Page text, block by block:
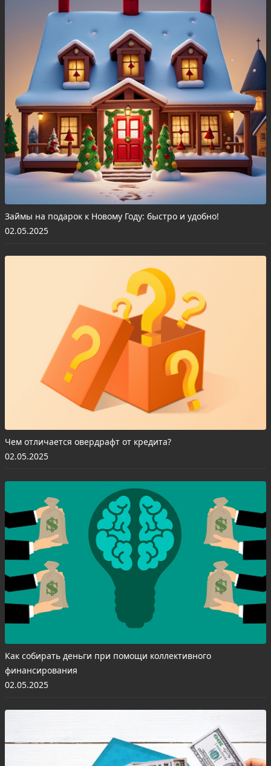
Займы на подарок к Новому Году: быстро и удобно!
02.05.2025
Чем отличается овердрафт от кредита?
02.05.2025
Как собирать деньги при помощи коллективного
финансирования
02.05.2025